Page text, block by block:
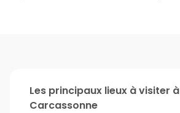
Les principaux lieux à visiter à
Carcassonne